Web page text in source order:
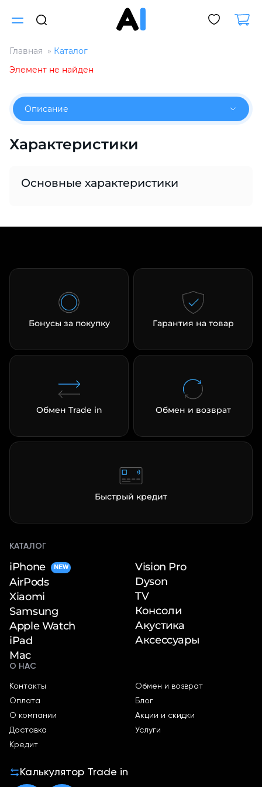
Главная
Каталог
Элемент не найден
Описание
Характеристики
Основные характеристики
Бонусы за покупку Гарантия на товар
Обмен Trade in Обмен и возврат
Быстрый кредит
КАТАЛОГ
iPhone NEW
AirPods
Xiaomi
Samsung
Apple Watch
iPad
Mac
Vision Pro
Dyson
TV
Консоли
Акустика
Аксессуары
О НАС
Контакты
Оплата
О компании
Доставка
Кредит
Обмен и возврат
Блог
Акции и скидки
Услуги
Калькулятор Trade in
Разбейте
оплату
без переплат
График платежей
25%
в корзину
25% картой любого банка
Получайте товар
выбранный способом
Оставшиеся75% будут
каждые 2 недели
Подробнее
недели
Остались вопросы?
8 800 302-02-51
plait.ru